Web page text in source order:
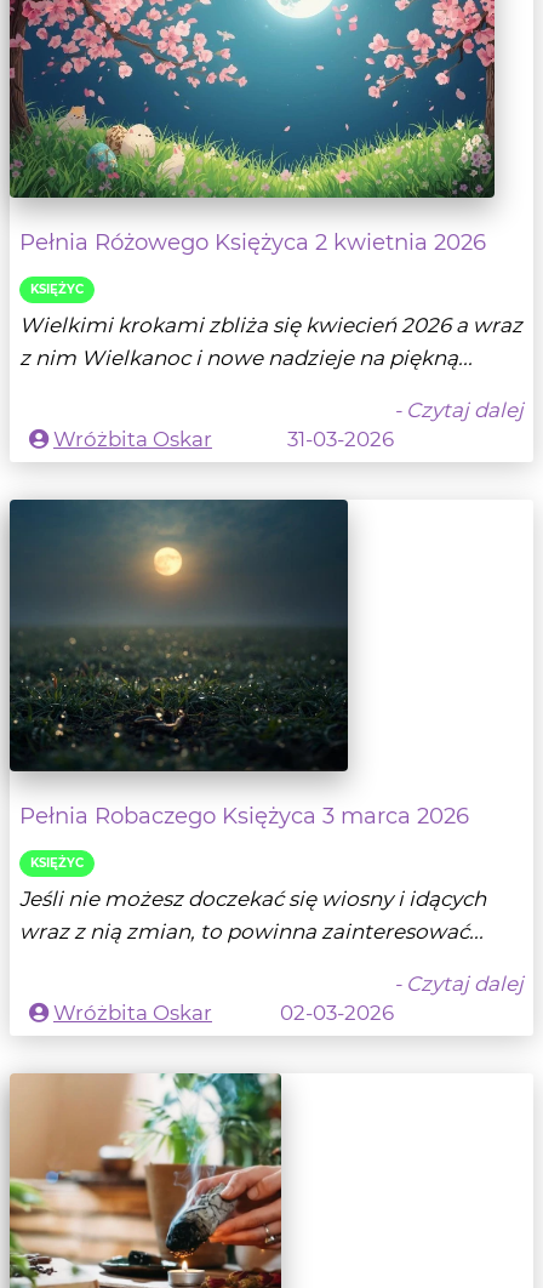
Pełnia Różowego Księżyca 2 kwietnia 2026
KSIĘŻYC
Wielkimi krokami zbliża się kwiecień 2026 a wraz
z nim Wielkanoc i nowe nadzieje na piękną...
- Czytaj dalej
Wróżbita Oskar
31-03-2026
Pełnia Robaczego Księżyca 3 marca 2026
KSIĘŻYC
Jeśli nie możesz doczekać się wiosny i idących
wraz z nią zmian, to powinna zainteresować...
- Czytaj dalej
Wróżbita Oskar
02-03-2026